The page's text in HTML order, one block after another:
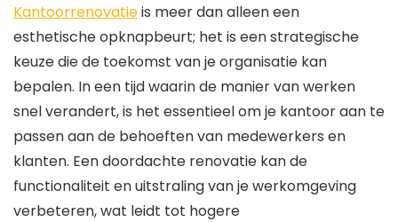
Kantoorrenovatieis meer dan alleen een
esthetische opknapbeurt; het is een strategische
keuze die de toekomst van je organisatie kan
bepalen. In een tijd waarin de manier van werken
snel verandert, is het essentieel om je kantoor aan te
passen aan de behoeften van medewerkers en
klanten. Een doordachte renovatie kan de
functionaliteit en uitstraling van je werkomgeving
verbeteren, wat leidt tot hogere